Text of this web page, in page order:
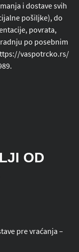
i dostave svih
pošiljke), do
povrata,
po posebnim
vaspotrcko.rs/
OD
pre vraćanja –